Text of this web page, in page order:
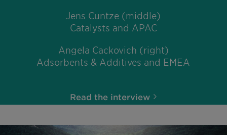
Jens Cuntze (middle)
Catalysts and APAC
Angela Cackovich (right)
Adsorbents & Additives and EMEA
Read the interview